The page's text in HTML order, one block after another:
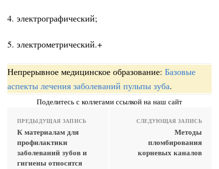
4. электрографический;
5. электрометрический.+
Непрерывное медицинское образование: Базовые
аспекты лечения заболеваний пульпы зуба.
Поделитесь с коллегами ссылкой на наш сайт
ПРЕДЫДУЩАЯ ЗАПИСЬ
К материалам для
профилактики
заболеваний зубов и
гигиены относятся
СЛЕДУЮЩАЯ ЗАПИСЬ
Методы
пломбирования
корневых каналов